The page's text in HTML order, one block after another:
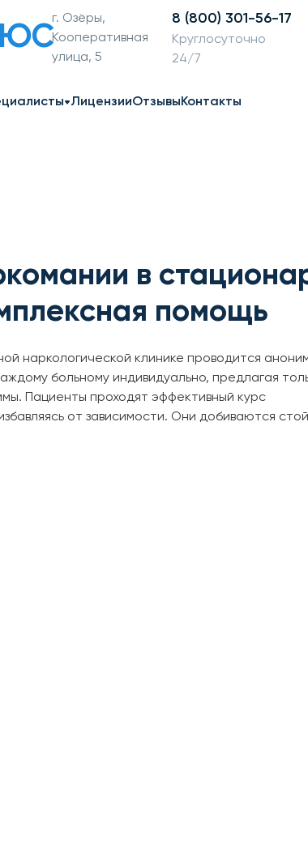
г. Озёры,
Кооперативная
улица, 5
8 (800) 301-56-17
Круглосуточно
24/7
ЛицензииОтзывыКонтакты
в
помощь
наркологической клинике проводится
больному индивидуально, предлагая
Пациенты проходят эффективный курс
от зависимости. Они добиваются